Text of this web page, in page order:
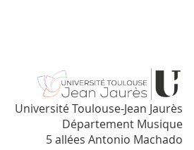
Université Toulouse-Jean Jaurès
Département Musique
5 allées Antonio Machado